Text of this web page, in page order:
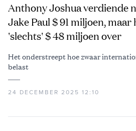
Anthony Joshua verdiende
Jake Paul $ 91 miljoen,
'slechts' $ 48 miljoen over
Het onderstreept hoe zwaar
belast
24 DECEMBER 2025 12:10